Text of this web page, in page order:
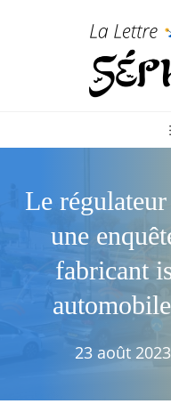
Le
une
fabricant
23 août 2023